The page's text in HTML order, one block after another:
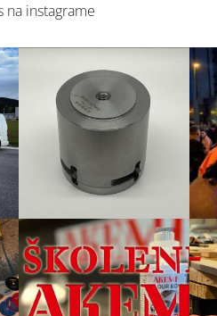
na instagrame